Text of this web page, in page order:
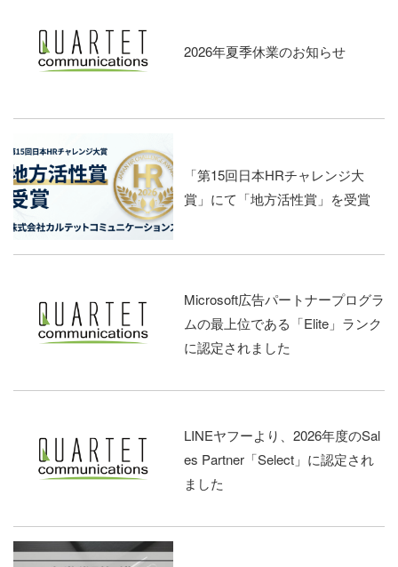
2026年夏季休業のお知らせ
「第15回日本HRチャレンジ大
賞」にて「地方活性賞」を受賞
Microsoft広告パートナープログラ
ムの最上位である「Elite」ランク
に認定されました
LINEヤフーより、2026年度のSal
es Partner「Select」に認定され
ました